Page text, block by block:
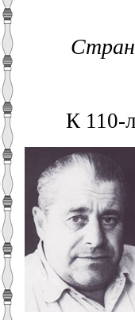
К 110-